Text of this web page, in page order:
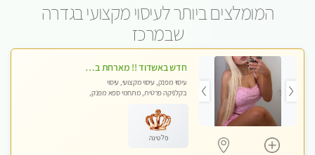
המומלצים ביותר לעיסוי מקצועי בגדרה
שבמרכז
חדש באשדוד !! מארחת בדירתי באופן פרטי ודיסקרטי מקום יפה מסודר נקי ואווירה נעימה יחס טוב בבית חםללא מין !!
עיסוי מפנק, עיסוי מקצועי, עיסוי
בקלניקה פרטית, מתחמי ספא מפנק,
פלטינה